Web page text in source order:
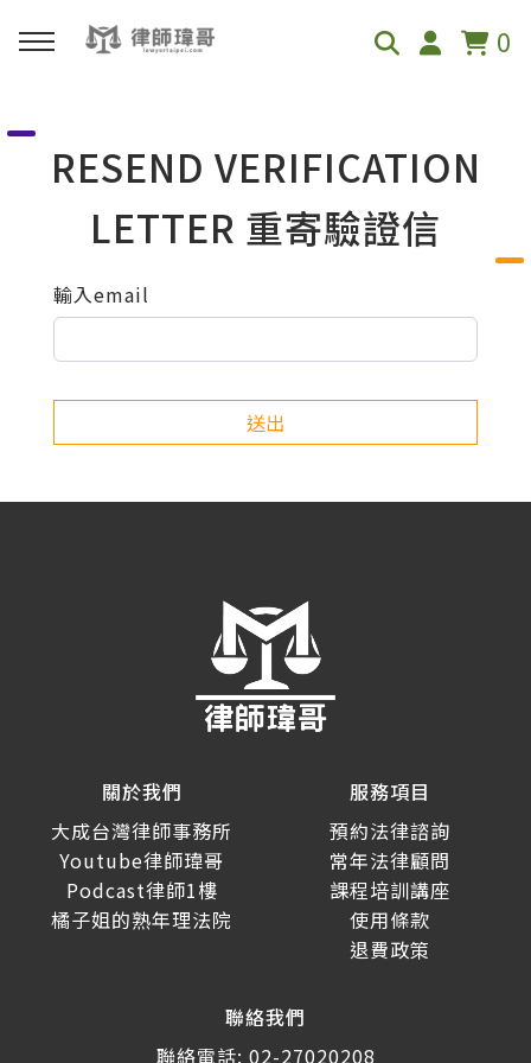
0
免費影音資源
Youtube
Podcast
RESEND VERIFICATION
LETTER 重寄驗證信
輸入email
送出
關於我們
大成台灣律師事務所
Youtube律師瑋哥
Podcast律師1樓
橘子姐的熟年理法院
服務項目
預約法律諮詢
常年法律顧問
課程培訓講座
使用條款
退費政策
聯絡我們
聯絡電話: 02-27020208